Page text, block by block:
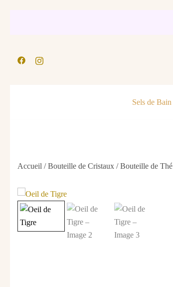
Sels de Bain
Accueil /Bouteille de Cristaux /Bouteille de Thé